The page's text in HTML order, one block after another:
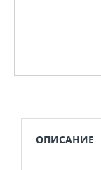
ОПИСАНИЕ